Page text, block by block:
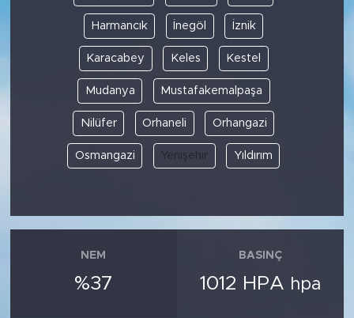
Harmancık İnegöl İznik
Karacabey Keles Kestel
Mudanya Mustafakemalpaşa
Nilüfer Orhaneli Orhangazi
Osmangazi Yenişehir Yıldırım
NEM
%37
BASINÇ
1012 HPA hpa